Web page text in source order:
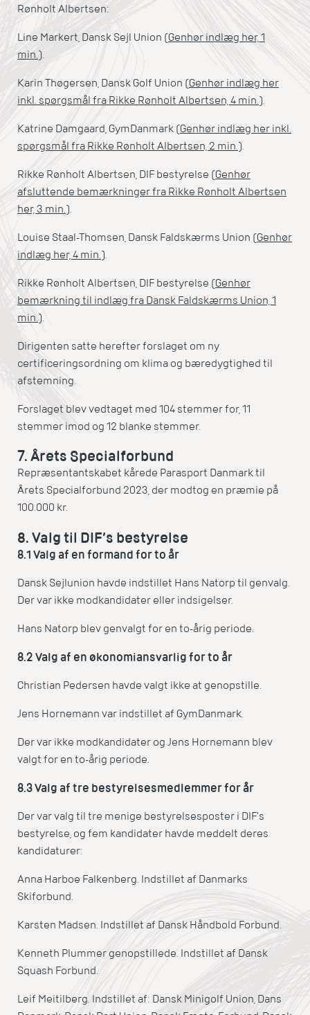
Rønholt Albertsen:
Line Markert, Dansk Sejl Union (Genhør indlæg her, 1
min.).
Karin Thøgersen, Dansk Golf Union (Genhør indlæg her
inkl. spørgsmål fra Rikke Rønholt Albertsen, 4 min.).
Katrine Damgaard, GymDanmark (Genhør indlæg her inkl.
spørgsmål fra Rikke Rønholt Albertsen, 2 min.).
Rikke Rønholt Albertsen, DIF bestyrelse (Genhør
afsluttende bemærkninger fra Rikke Rønholt Albertsen
her, 3 min.).
Louise Staal-Thomsen, Dansk Faldskærms Union (Genhør
indlæg her, 4 min.).
Rikke Rønholt Albertsen, DIF bestyrelse (Genhør
bemærkning til indlæg fra Dansk Faldskærms Union, 1
min.).
Dirigenten satte herefter forslaget om ny
certificeringsordning om klima og bæredygtighed til
afstemning.
Forslaget blev vedtaget med 104 stemmer for, 11
stemmer imod og 12 blanke stemmer.
7. Årets Specialforbund
Repræsentantskabet kårede Parasport Danmark til
Årets Specialforbund 2023, der modtog en præmie på
100.000 kr.
8. Valg til DIF’s bestyrelse
8.1 Valg af en formand for to år
Dansk Sejlunion havde indstillet Hans Natorp til genvalg.
Der var ikke modkandidater eller indsigelser.
Hans Natorp blev genvalgt for en to-årig periode.
8.2 Valg af en økonomiansvarlig for to år
Christian Pedersen havde valgt ikke at genopstille.
Jens Hornemann var indstillet af GymDanmark.
Der var ikke modkandidater og Jens Hornemann blev
valgt for en to-årig periode.
8.3 Valg af tre bestyrelsesmedlemmer for år
Der var valg til tre menige bestyrelsesposter i DIF’s
bestyrelse, og fem kandidater havde meddelt deres
kandidaturer:
Anna Harboe Falkenberg. Indstillet af Danmarks
Skiforbund.
Karsten Madsen. Indstillet af Dansk Håndbold Forbund.
Kenneth Plummer genopstillede. Indstillet af Dansk
Squash Forbund.
Leif Meitilberg. Indstillet af: Dansk Minigolf Union, Dans